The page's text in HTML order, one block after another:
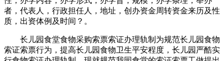
者，代表人，行政担任人，地址，创办资金周转资金来历及性
质，出资体例及时间？。
长儿园食堂食物采购索票索证办理轨制为规范长儿园食物
索证索票行为，提高长儿园食物卫生平安程度，长儿园严酷实